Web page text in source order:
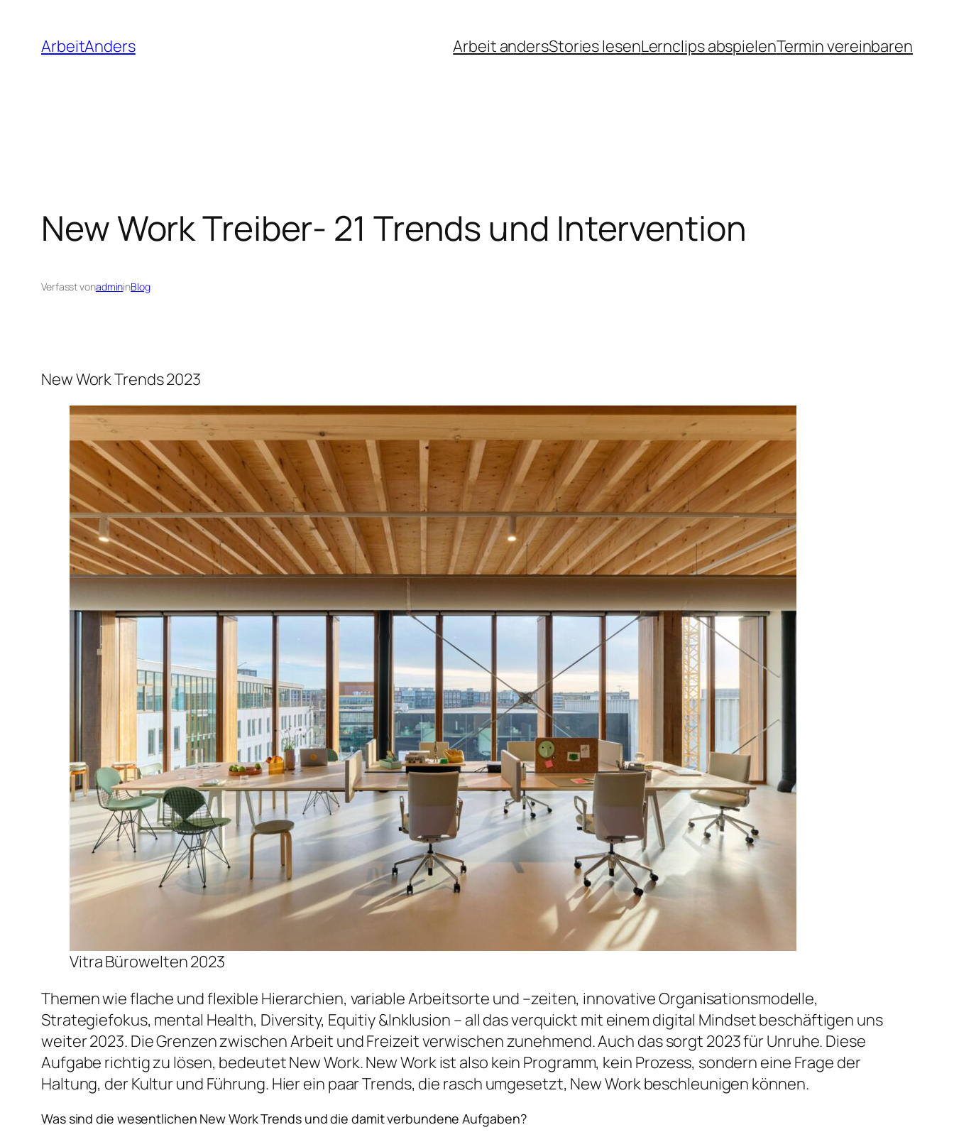
Inhalt
springen
ArbeitAnders Arbeit andersStories lesenLernclips abspielenTermin vereinbaren
New Work Treiber- 21 Trends und Intervention
Verfasst vonadmininBlog
New Work Trends 2023
Vitra Bürowelten 2023
Themen wie flache und flexible Hierarchien, variable Arbeitsorte und –zeiten, innovative Organisationsmodelle,
Strategiefokus, mental Health, Diversity, Equitiy &Inklusion – all das verquickt mit einem digital Mindset beschäftigen uns
weiter 2023. Die Grenzen zwischen Arbeit und Freizeit verwischen zunehmend. Auch das sorgt 2023 für Unruhe. Diese
Aufgabe richtig zu lösen, bedeutet New Work. New Work ist also kein Programm, kein Prozess, sondern eine Frage der
Haltung, der Kultur und Führung. Hier ein paar Trends, die rasch umgesetzt, New Work beschleunigen können.
Was sind die wesentlichen New Work Trends und die damit verbundene Aufgaben?